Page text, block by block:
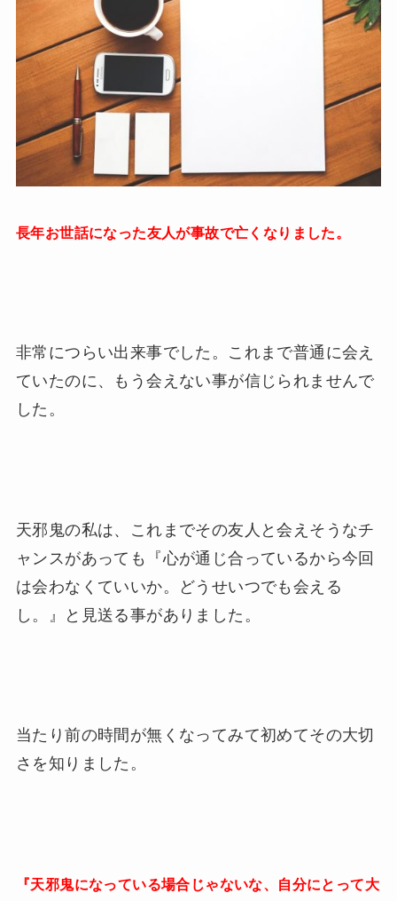
長年お世話になった友人が事故で亡くなりました。
非常につらい出来事でした。これまで普通に会え
ていたのに、もう会えない事が信じられませんで
した。
天邪鬼の私は、これまでその友人と会えそうなチ
ャンスがあっても『心が通じ合っているから今回
は会わなくていいか。どうせいつでも会える
し。』と見送る事がありました。
当たり前の時間が無くなってみて初めてその大切
さを知りました。
『天邪鬼になっている場合じゃないな、自分にとって大